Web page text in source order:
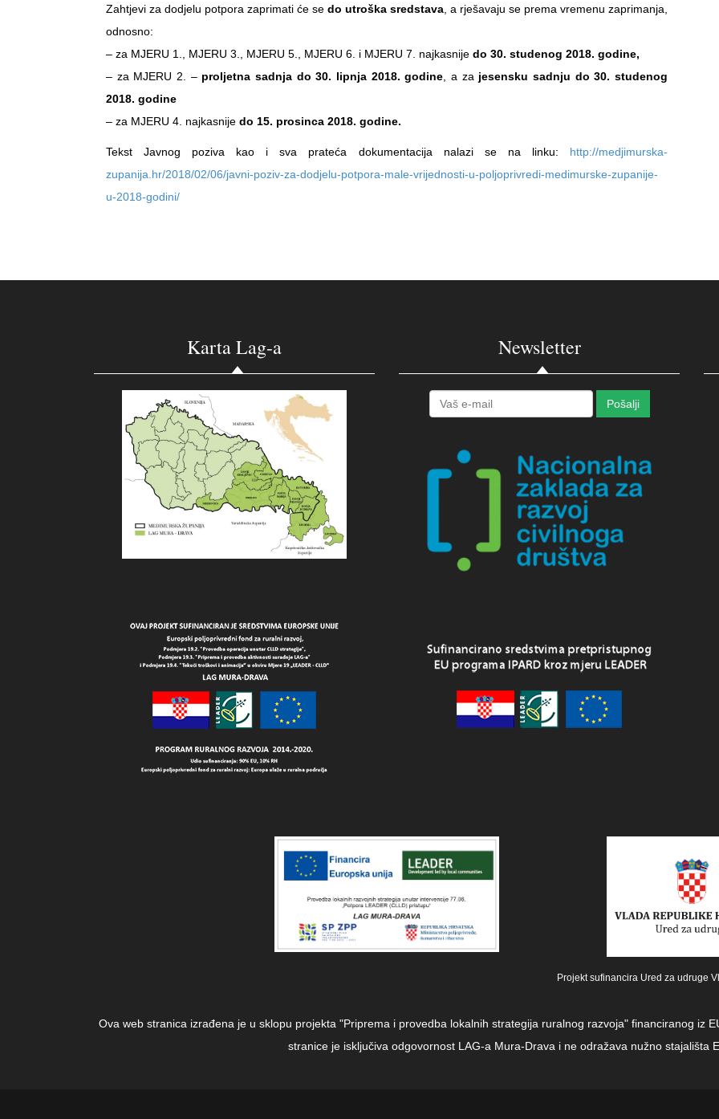
Zahtjevi za dodjelu potpora zaprimati će se do utroška sredstava , a rješavaju se prema vremenu zaprimanja,
odnosno:
– za MJERU 1., MJERU 3., MJERU 5., MJERU 6. i MJERU 7. najkasnije do 30. studenog 2018. godine,
– za MJERU 2. –proljetna sadnja do 30. lipnja 2018. godine , a za jesensku sadnju do 30. studenog
2018. godine
– za MJERU 4. najkasnije do 15. prosinca 2018. godine.
Tekst Javnog poziva kao i sva prateća dokumentacija nalazi se na linku: http://medjimurska-
zupanija.hr/2018/02/06/javni-poziv-za-dodjelu-potpora-male-vrijednosti-u-poljoprivredi-medimurske-zupanije-
u-2018-godini/
Karta Lag-a Newsletter
Projekt sufinancira Ured za udruge
Ova web stranica izrađena je u sklopu projekta "Priprema i provedba lokalnih strategija ruralnog razvoja" financiranog iz
stranice je isključiva odgovornost LAG-a Mura-Drava i ne odražava nužno stajališta